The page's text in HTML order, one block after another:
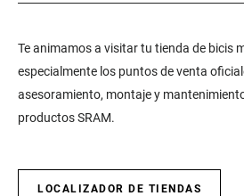
Te animamos a visitar tu tienda de bicis
especialmente los puntos de venta
asesoramiento, montaje y
productos SRAM.
LOCALIZADOR DE TIENDAS